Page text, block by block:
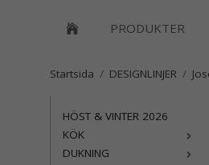
PRODUKTER
Startsida / DESIGNLINJER /
HÖST & VINTER 2026
KÖK
DUKNING